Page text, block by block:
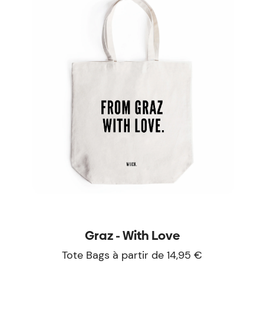
Graz - With Love
Tote Bags à partir de 14,95 €